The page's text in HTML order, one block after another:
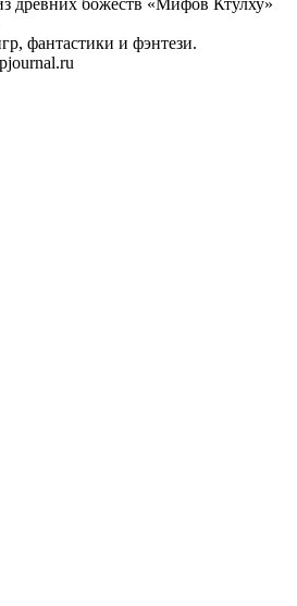
фантастики и фэнтези.